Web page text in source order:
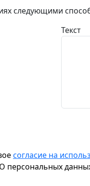
следующими
Текст
согласие на
персональных